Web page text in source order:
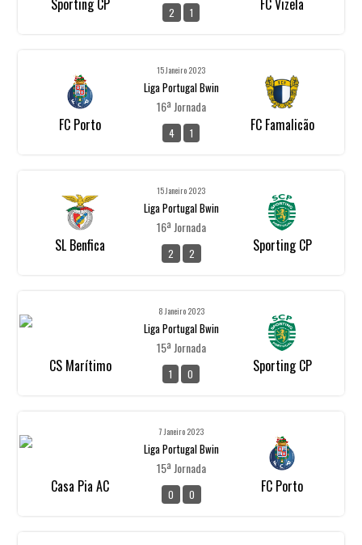
Sporting CP 2 1 FC Vizela
FC Porto
15 Janeiro 2023
Liga Portugal Bwin
16ª Jornada
4 1 FC Famalicão
SL Benfica
15 Janeiro 2023
Liga Portugal Bwin
16ª Jornada
2 2 Sporting CP
CS Marítimo
8 Janeiro 2023
Liga Portugal Bwin
15ª Jornada
1 0 Sporting CP
Casa Pia AC
7 Janeiro 2023
Liga Portugal Bwin
15ª Jornada
0 0 FC Porto